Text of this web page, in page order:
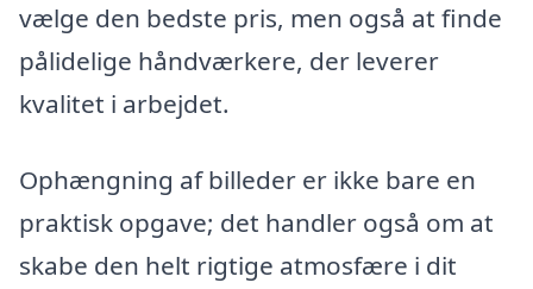
vælge den bedste pris, men også at finde
pålidelige håndværkere, der leverer
kvalitet i arbejdet.
Ophængning af billeder er ikke bare en
praktisk opgave; det handler også om at
skabe den helt rigtige atmosfære i dit